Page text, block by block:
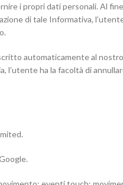
i propri dati personali. Al
di tale Informativa,
automaticamente al
ha la facoltà di